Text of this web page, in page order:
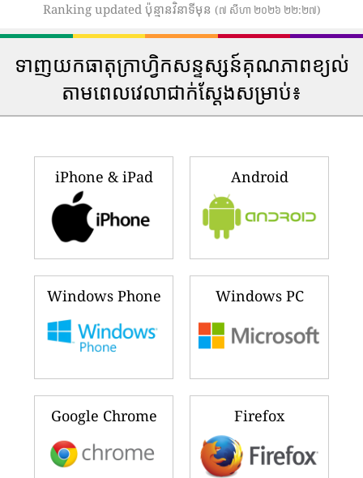
Ranking updated ប៉ុន្មានវិនាទីមុន (៧ សីហា ២០២៦ ២២:២៧)
ទាញយកធាតុក្រាហ្វិកសន្ទស្សន៍គុណភាពខ្យល់
តាមពេលវេលាជាក់ស្តែងសម្រាប់៖
iPhone & iPad Android
Windows Phone Windows PC
Google Chrome Firefox